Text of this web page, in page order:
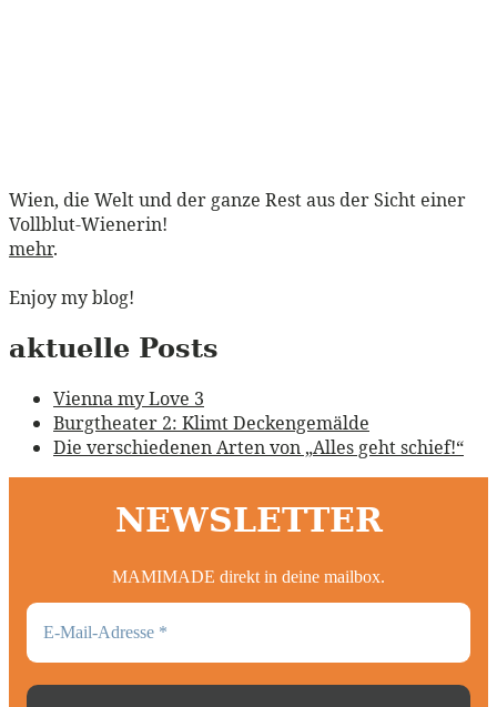
Wien, die Welt und der ganze Rest aus der Sicht einer
Vollblut-Wienerin!
mehr.
Enjoy my blog!
aktuelle Posts
Vienna my Love 3
Burgtheater 2: Klimt Deckengemälde
Die verschiedenen Arten von „Alles geht schief!“
NEWSLETTER
MAMIMADE direkt in deine mailbox.